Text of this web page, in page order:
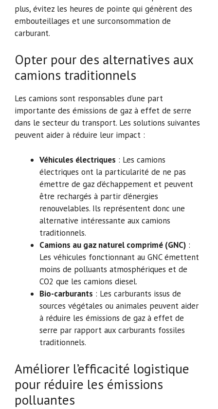
plus, évitez les heures de pointe qui génèrent des
embouteillages et une surconsommation de
carburant.
Opter pour des alternatives aux
camions traditionnels
Les camions sont responsables d’une part
importante des émissions de gaz à effet de serre
dans le secteur du transport. Les solutions suivantes
peuvent aider à réduire leur impact :
Véhicules électriques : Les camions
électriques ont la particularité de ne pas
émettre de gaz d’échappement et peuvent
être rechargés à partir d’énergies
renouvelables. Ils représentent donc une
alternative intéressante aux camions
traditionnels.
Camions au gaz naturel comprimé (GNC) :
Les véhicules fonctionnant au GNC émettent
moins de polluants atmosphériques et de
CO2 que les camions diesel.
Bio-carburants : Les carburants issus de
sources végétales ou animales peuvent aider
à réduire les émissions de gaz à effet de
serre par rapport aux carburants fossiles
traditionnels.
Améliorer l’efficacité logistique
pour réduire les émissions
polluantes